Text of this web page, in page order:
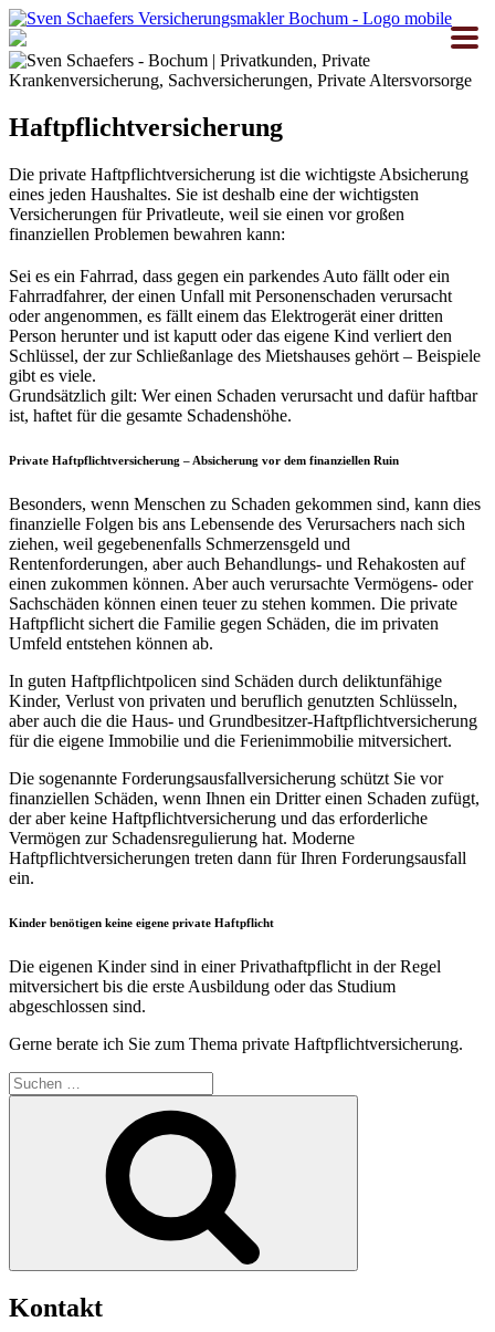
Zum
Inhalt
springen
Haftpflichtversicherung
Die private Haftpflichtversicherung ist die wichtigste Absicherung
eines jeden Haushaltes. Sie ist deshalb eine der wichtigsten
Versicherungen für Privatleute, weil sie einen vor großen
finanziellen Problemen bewahren kann:
Sei es ein Fahrrad, dass gegen ein parkendes Auto fällt oder ein
Fahrradfahrer, der einen Unfall mit Personenschaden verursacht
oder angenommen, es fällt einem das Elektrogerät einer dritten
Person herunter und ist kaputt oder das eigene Kind verliert den
Schlüssel, der zur Schließanlage des Mietshauses gehört – Beispiele
gibt es viele.
Grundsätzlich gilt: Wer einen Schaden verursacht und dafür haftbar
ist, haftet für die gesamte Schadenshöhe.
Private Haftpflichtversicherung – Absicherung vor dem finanziellen Ruin
Besonders, wenn Menschen zu Schaden gekommen sind, kann dies
finanzielle Folgen bis ans Lebensende des Verursachers nach sich
ziehen, weil gegebenenfalls Schmerzensgeld und
Rentenforderungen, aber auch Behandlungs- und Rehakosten auf
einen zukommen können. Aber auch verursachte Vermögens- oder
Sachschäden können einen teuer zu stehen kommen. Die private
Haftpflicht sichert die Familie gegen Schäden, die im privaten
Umfeld entstehen können ab.
In guten Haftpflichtpolicen sind Schäden durch deliktunfähige
Kinder, Verlust von privaten und beruflich genutzten Schlüsseln,
aber auch die die Haus- und Grundbesitzer-Haftpflichtversicherung
für die eigene Immobilie und die Ferienimmobilie mitversichert.
Die sogenannte Forderungsausfallversicherung schützt Sie vor
finanziellen Schäden, wenn Ihnen ein Dritter einen Schaden zufügt,
der aber keine Haftpflichtversicherung und das erforderliche
Vermögen zur Schadensregulierung hat. Moderne
Haftpflichtversicherungen treten dann für Ihren Forderungsausfall
ein.
Kinder benötigen keine eigene private Haftpflicht
Die eigenen Kinder sind in einer Privathaftpflicht in der Regel
mitversichert bis die erste Ausbildung oder das Studium
abgeschlossen sind.
Gerne berate ich Sie zum Thema private Haftpflichtversicherung.
Suche
nach:
Kontakt